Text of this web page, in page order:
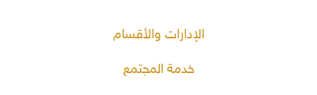
الإدارات والأقسام
خدمة المجتمع